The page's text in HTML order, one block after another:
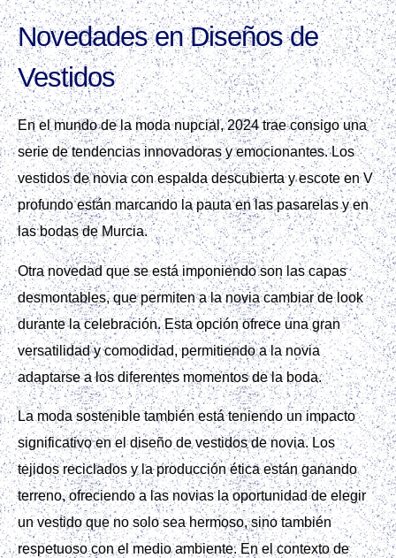
Novedades en Diseños de
Vestidos
En el mundo de la moda nupcial, 2024 trae consigo una
serie de tendencias innovadoras y emocionantes. Los
vestidos de novia con espalda descubierta y escote en V
profundo están marcando la pauta en las pasarelas y en
las bodas de Murcia.
Otra novedad que se está imponiendo son las capas
desmontables, que permiten a la novia cambiar de look
durante la celebración. Esta opción ofrece una gran
versatilidad y comodidad, permitiendo a la novia
adaptarse a los diferentes momentos de la boda.
La moda sostenible también está teniendo un impacto
significativo en el diseño de vestidos de novia. Los
tejidos reciclados y la producción ética están ganando
terreno, ofreciendo a las novias la oportunidad de elegir
un vestido que no solo sea hermoso, sino también
respetuoso con el medio ambiente. En el contexto de